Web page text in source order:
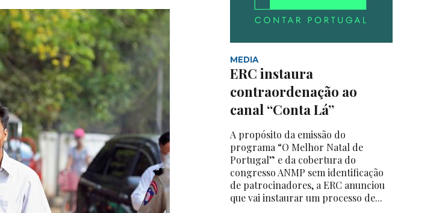
MEDIA
ERC instaura
contraordenação ao
canal “Conta Lá”
A propósito da emissão do
programa “O Melhor Natal de
Portugal” e da cobertura do
congresso ANMP sem identificação
de patrocinadores, a ERC anunciou
que vai instaurar um processo de...